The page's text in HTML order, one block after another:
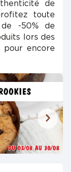
de
toute
-50% de
lors des
pour encore